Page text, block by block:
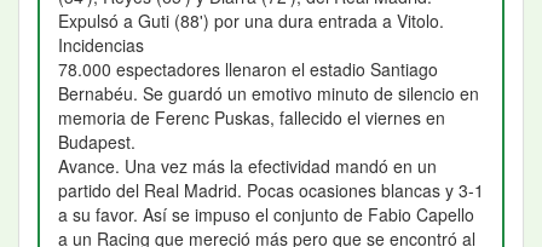
Expulsó a Guti (88') por una dura entrada a Vitolo.
Incidencias
78.000 espectadores llenaron el estadio Santiago
Bernabéu. Se guardó un emotivo minuto de silencio en
memoria de Ferenc Puskas, fallecido el viernes en
Budapest.
Avance. Una vez más la efectividad mandó en un
partido del Real Madrid. Pocas ocasiones blancas y 3-1
a su favor. Así se impuso el conjunto de Fabio Capello
a un Racing que mereció más pero que se encontró al